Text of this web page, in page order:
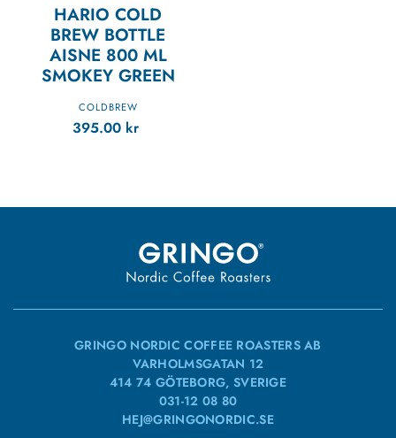
HARIO COLD
BREW BOTTLE
AISNE 800 ML
SMOKEY GREEN
COLDBREW
395.00 kr
GRINGO NORDIC COFFEE ROASTERS AB
VARHOLMSGATAN 12
414 74 GÖTEBORG, SVERIGE
031-12 08 80
HEJ@GRINGONORDIC.SE